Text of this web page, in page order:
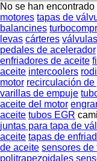
No se han
motores tapas de
balancines
levas cárteres
pedales de acelerador
enfriadores de aceite
aceite intercoolers
motor recirculación
varillas de empuje
aceite del motor
aceite tubos EGR
juntas para tapa de
aceite tapas de
de aceite sensores de
politrapezoidales